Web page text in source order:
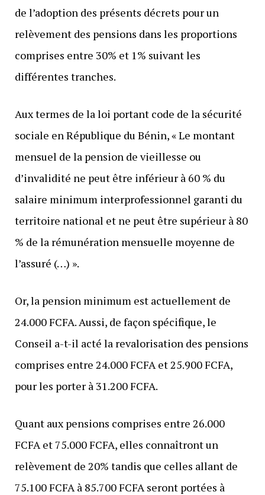
de l’adoption des présents décrets pour un
relèvement des pensions dans les proportions
comprises entre 30% et 1% suivant les
différentes tranches.
Aux termes de la loi portant code de la sécurité
sociale en République du Bénin, « Le montant
mensuel de la pension de vieillesse ou
d’invalidité ne peut être inférieur à 60 % du
salaire minimum interprofessionnel garanti du
territoire national et ne peut être supérieur à 80
% de la rémunération mensuelle moyenne de
l’assuré (…) ».
Or, la pension minimum est actuellement de
24.000 FCFA. Aussi, de façon spécifique, le
Conseil a-t-il acté la revalorisation des pensions
comprises entre 24.000 FCFA et 25.900 FCFA,
pour les porter à 31.200 FCFA.
Quant aux pensions comprises entre 26.000
FCFA et 75.000 FCFA, elles connaîtront un
relèvement de 20% tandis que celles allant de
75.100 FCFA à 85.700 FCFA seront portées à